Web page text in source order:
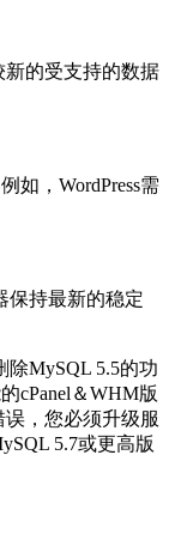
的受支持的数据
如，WordPress需
保持最新的稳定
除MySQL 5.5的功
cPanel＆WHM版
，您必须升级服
5.7或更高版